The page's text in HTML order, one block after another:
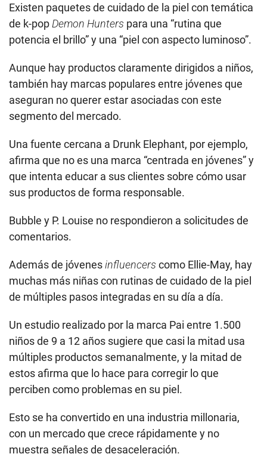
Existen paquetes de cuidado de la piel con temática
de k-pop Demon Hunters para una “rutina que
potencia el brillo” y una “piel con aspecto luminoso”.
Aunque hay productos claramente dirigidos a niños,
también hay marcas populares entre jóvenes que
aseguran no querer estar asociadas con este
segmento del mercado.
Una fuente cercana a Drunk Elephant, por ejemplo,
afirma que no es una marca “centrada en jóvenes” y
que intenta educar a sus clientes sobre cómo usar
sus productos de forma responsable.
Bubble y P. Louise no respondieron a solicitudes de
comentarios.
Además de jóvenesinfluencers como Ellie-May, hay
muchas más niñas con rutinas de cuidado de la piel
de múltiples pasos integradas en su día a día.
Un estudio realizado por la marca Pai entre 1.500
niños de 9 a 12 años sugiere que casi la mitad usa
múltiples productos semanalmente, y la mitad de
estos afirma que lo hace para corregir lo que
perciben como problemas en su piel.
Esto se ha convertido en una industria millonaria,
con un mercado que crece rápidamente y no
muestra señales de desaceleración.